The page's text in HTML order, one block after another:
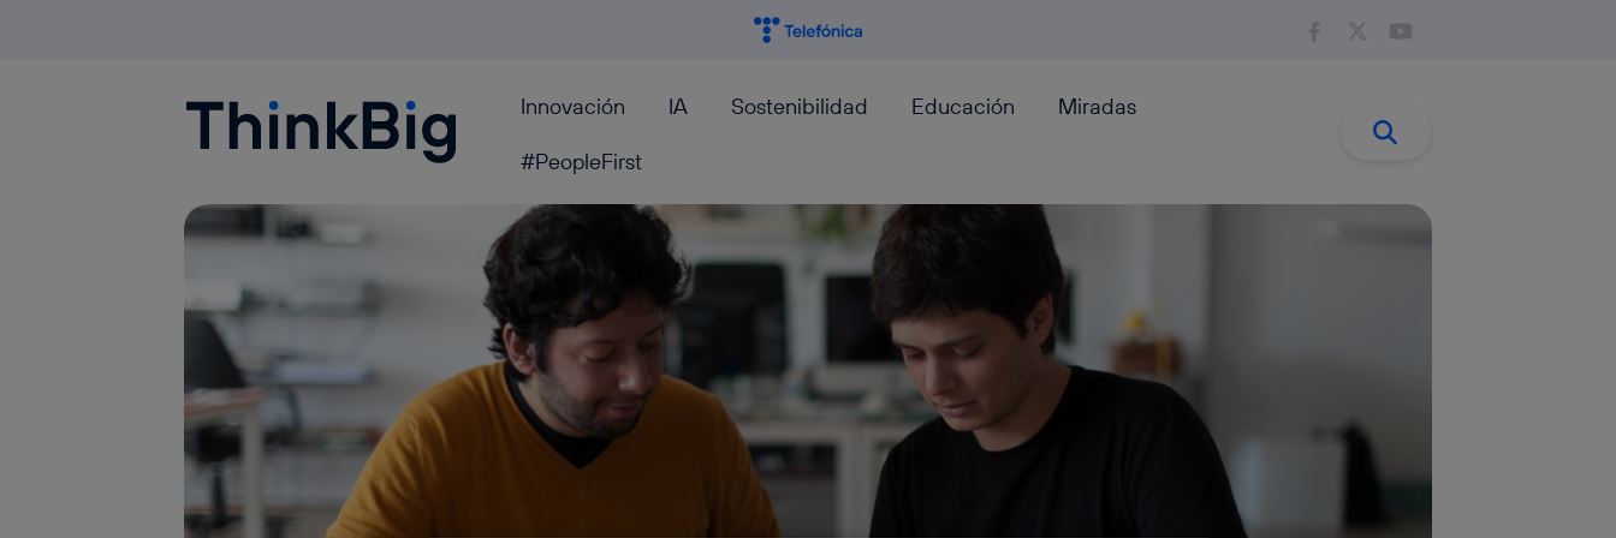
Blogthinkbig.com Innovación IA Sostenibilidad Educación
Miradas
#PeopleFirst
Buscar